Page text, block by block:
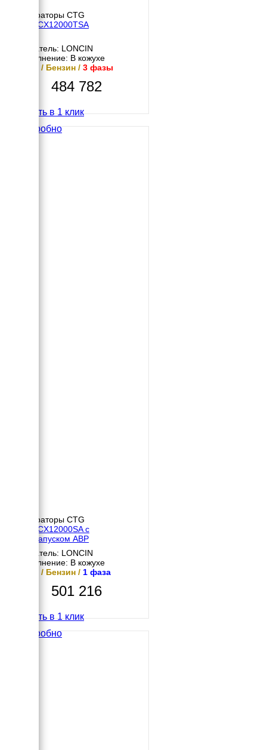
Генераторы CTG
CTG CX12000TSA
Двигатель: LONCIN
Исполнение: В кожухе
9 кВт / Бензин / 3 фазы
484 782
Купить в 1 клик
Подробно
Генераторы CTG
CTG CX12000SA с
автозапуском АВР
Двигатель: LONCIN
Исполнение: В кожухе
9 кВт / Бензин / 1 фаза
501 216
Купить в 1 клик
Подробно